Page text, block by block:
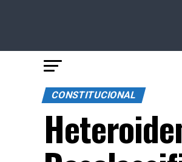
CONSTITUCIONAL